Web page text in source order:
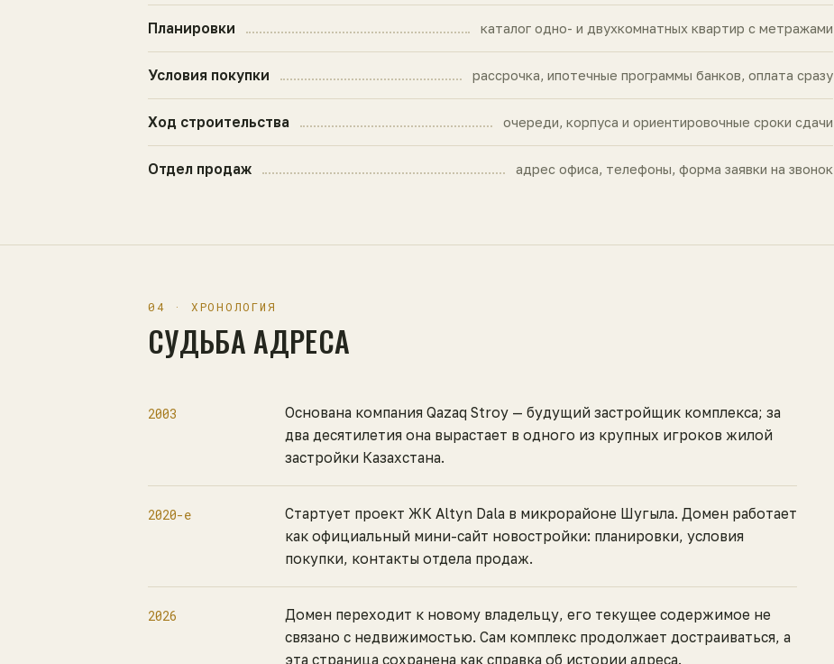
Планировки каталог одно- и двухкомнатных квартир с метражами
Условия покупки рассрочка, ипотечные программы банков, оплата сразу
Ход строительства очереди, корпуса и ориентировочные сроки сдачи
Отдел продаж адрес офиса, телефоны, форма заявки на звонок
04 · ХРОНОЛОГИЯ
СУДЬБА АДРЕСА
2003
Основана компания Qazaq Stroy — будущий застройщик комплекса; за
два десятилетия она вырастает в одного из крупных игроков жилой
застройки Казахстана.
2020-е
Стартует проект ЖК Altyn Dala в микрорайоне Шугыла. Домен работает
как официальный мини-сайт новостройки: планировки, условия
покупки, контакты отдела продаж.
2026
Домен переходит к новому владельцу, его текущее содержимое не
связано с недвижимостью. Сам комплекс продолжает достраиваться, а
эта страница сохранена как справка об истории адреса.